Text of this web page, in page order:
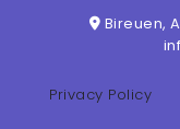
Bireuen,
Privacy Policy